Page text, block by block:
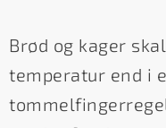
Brød og kager
temperatur end i